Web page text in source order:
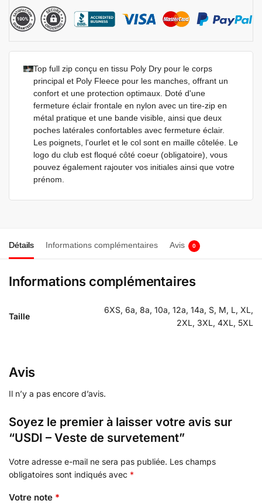
Top full zip conçu en tissu Poly Dry pour le corps
principal et Poly Fleece pour les manches, offrant un
confort et une protection optimaux. Doté d'une
fermeture éclair frontale en nylon avec un tire-zip en
métal pratique et une bande visible, ainsi que deux
poches latérales confortables avec fermeture éclair.
Les poignets, l'ourlet et le col sont en maille côtelée. Le
logo du club est floqué côté coeur (obligatoire), vous
pouvez également rajouter vos initiales ainsi que votre
prénom.
Détails Informations complémentaires Avis 0
Informations complémentaires
Taille
6XS, 6a, 8a, 10a, 12a, 14a, S, M, L, XL,
2XL, 3XL, 4XL, 5XL
Avis
Il n’y a pas encore d’avis.
Soyez le premier à laisser votre avis sur
“USDI – Veste de survetement”
Votre adresse e-mail ne sera pas publiée. Les champs
obligatoires sont indiqués avec *
Votre note *